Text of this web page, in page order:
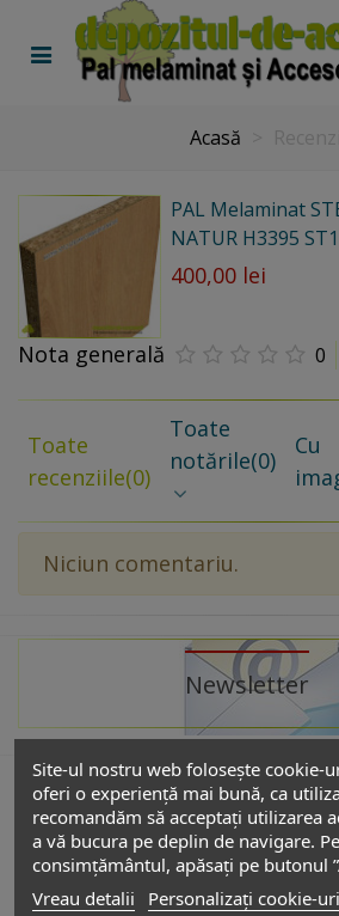
Acasă
PAL Melaminat
NATUR H3395
400,00 lei
Nota generală 0
Toate
recenziile(0)
Toate
notările(0)
Cu
Niciun comentariu.
Site-ul nostru web folosește cookie-
oferi o experiență mai bună, ca
recomandăm să acceptați utilizarea
a vă bucura pe deplin de navigare.
consimțământul, apăsați pe butonul
Vreau detalii
Personalizați cookie-
Newsletter
De interes